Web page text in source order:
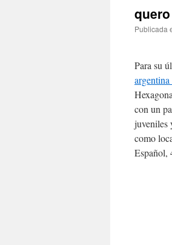
Publicada
Para su
con un
juveniles
como
Español,